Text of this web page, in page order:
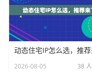
确保企业关键业务的
神龙海外动态IP
2026-08-05 38